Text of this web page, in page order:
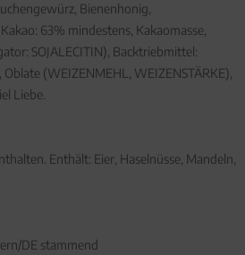
Bienenhonig,
63% mindestens, Kakaomasse,
SOJALECITIN), Backtriebmittel:
(WEIZENMEHL, WEIZENSTÄRKE),
Liebe.
Enthält: Eier, Haselnüsse, Mandeln,
DE stammend